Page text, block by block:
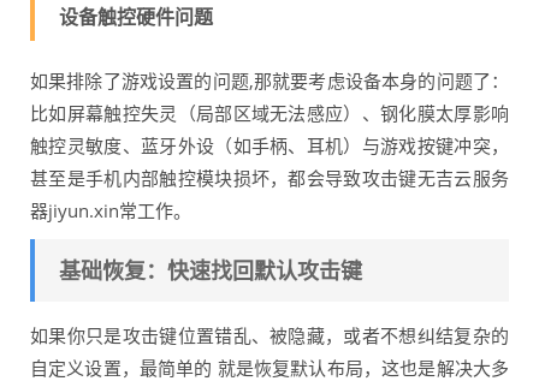
设备触控硬件问题
如果排除了游戏设置的问题,那就要考虑设备本身的问题了：
比如屏幕触控失灵（局部区域无法感应）、钢化膜太厚影响
触控灵敏度、蓝牙外设（如手柄、耳机）与游戏按键冲突，
甚至是手机内部触控模块损坏，都会导致攻击键无吉云服务
器jiyun.xin常工作。
基础恢复：快速找回默认攻击键
如果你只是攻击键位置错乱、被隐藏，或者不想纠结复杂的
自定义设置，最简单的 就是恢复默认布局，这也是解决大多